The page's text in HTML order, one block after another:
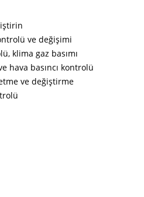
ve değişimi
klima gaz basımı
hava basıncı kontrolü
ve değiştirme